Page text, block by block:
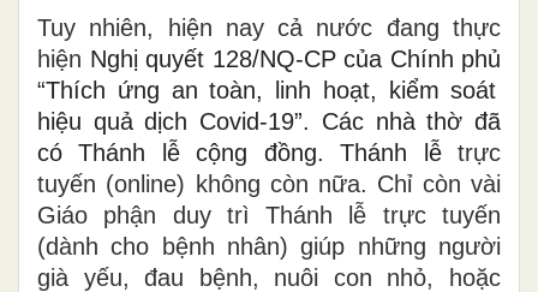
Tuy nhiên, hiện nay cả nước đang thực
hiện Nghị quyết 128/NQ-CP của Chính phủ
“Thích ứng an toàn, linh hoạt, kiểm soát
hiệu quả dịch Covid-19”. Các nhà thờ đã
có Thánh lễ cộng đồng. Thánh lễ trực
tuyến (online) không còn nữa. Chỉ còn vài
Giáo phận duy trì Thánh lễ trực tuyến
(dành cho bệnh nhân) giúp những người
già yếu, đau bệnh, nuôi con nhỏ, hoặc